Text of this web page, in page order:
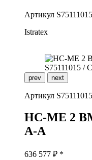
Артикул S75111015
Istratex
prev next
Артикул S75111015
HC-ME 2
A-A
636 577 ₽ *